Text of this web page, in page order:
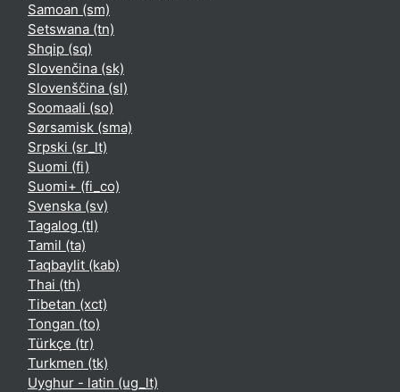
Samoan ‎(sm)‎
Setswana ‎(tn)‎
Shqip ‎(sq)‎
Slovenčina ‎(sk)‎
Slovenščina ‎(sl)‎
Soomaali ‎(so)‎
Sørsamisk ‎(sma)‎
Srpski ‎(sr_lt)‎
Suomi ‎(fi)‎
Suomi+ ‎(fi_co)‎
Svenska ‎(sv)‎
Tagalog ‎(tl)‎
Tamil ‎(ta)‎
Taqbaylit ‎(kab)‎
Thai ‎(th)‎
Tibetan ‎(xct)‎
Tongan ‎(to)‎
Türkçe ‎(tr)‎
Turkmen ‎(tk)‎
Uyghur - latin ‎(ug_lt)‎